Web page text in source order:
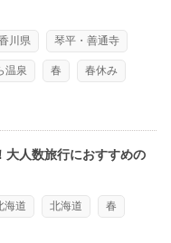
川県 琴平・善通寺
温泉 春 春休み
人数旅行におすすめの
海道 北海道 春